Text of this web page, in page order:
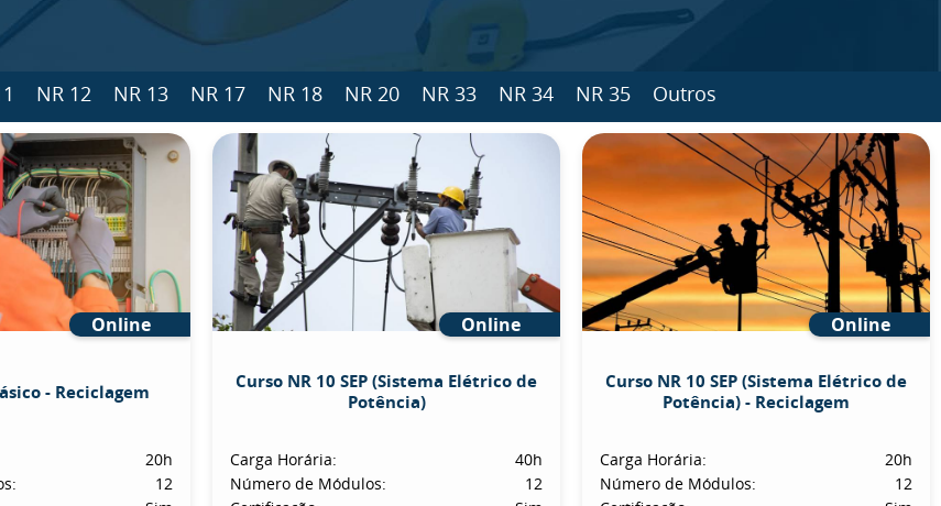
NR 12 NR 13 NR 17 NR 18 NR 20 NR 33 NR 34 NR 35 Outros
Online
- Reciclagem
20h
12
Online
Curso NR 10 SEP (Sistema Elétrico de
Potência)
Carga Horária:
40h
Número de Módulos:
12
Online
Curso NR 10 SEP (Sistema Elétrico de
Potência) - Reciclagem
Carga Horária:
20h
Número de Módulos:
12